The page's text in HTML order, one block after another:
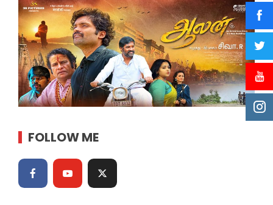
FOLLOW ME